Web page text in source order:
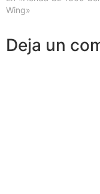
Wing»
Deja un